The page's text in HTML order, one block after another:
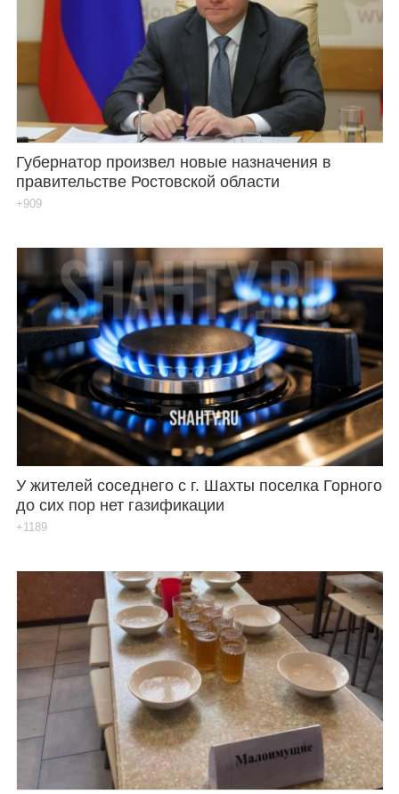
Губернатор произвел новые назначения в
правительстве Ростовской области
+909
У жителей соседнего с г. Шахты поселка Горного
до сих пор нет газификации
+1189